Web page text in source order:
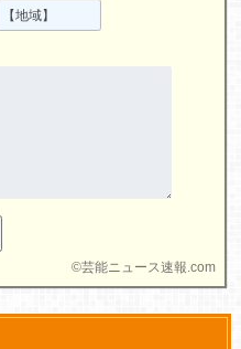
©芸能ニュース速報.com